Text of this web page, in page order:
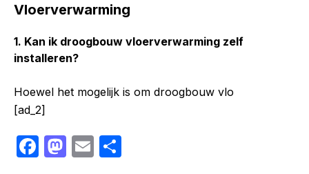
Vloerverwarming
1. Kan ik droogbouw vloerverwarming zelf
installeren?
Hoewel het mogelijk is om droogbouw vlo
[ad_2]
F
M E